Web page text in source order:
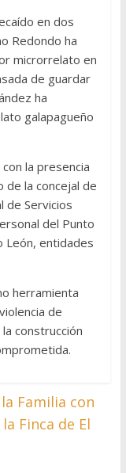
en dos
Redondo ha
microrrelato en
de guardar
ha
galapagueño
la presencia
de la concejal de
de Servicios
del Punto
León, entidades
herramienta
de
construcción
Familia con
Finca de El